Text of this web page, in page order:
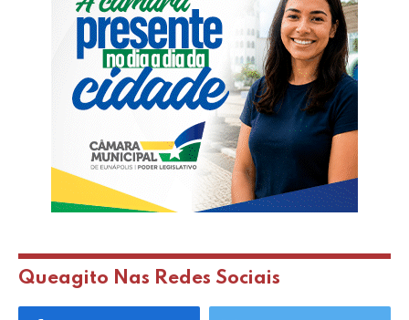
Queagito Nas Redes Sociais